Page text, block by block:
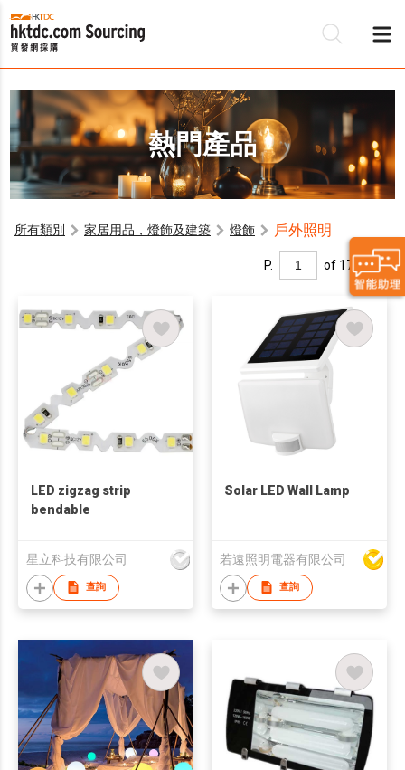
熱門產品
所有類別 家居用品，燈飾及建築 燈飾 戶外照明
P. of 17
LED zigzag strip
bendable
星立科技有限公司
查詢
Solar LED Wall Lamp
若遠照明電器有限公司
查詢